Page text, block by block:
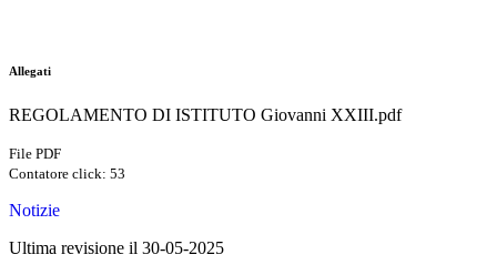
Allegati
REGOLAMENTO DI ISTITUTO Giovanni XXIII.pdf
File PDF
Contatore click: 53
Notizie
Ultima revisione il 30-05-2025